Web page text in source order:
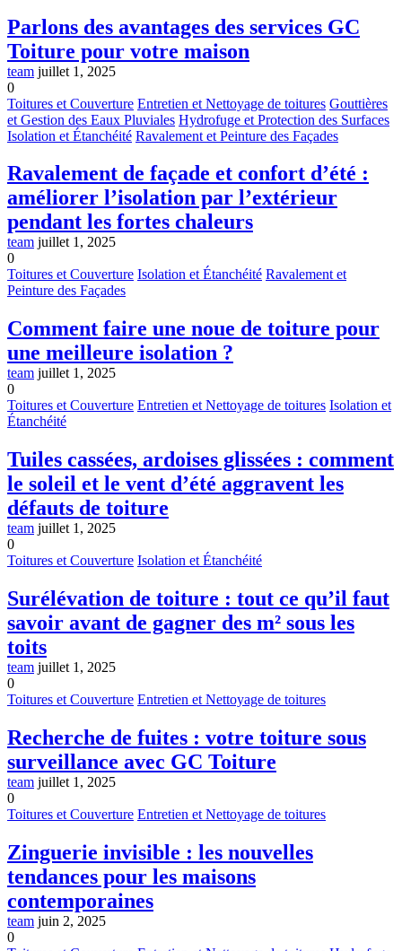
Parlons des avantages des services GC
Toiture pour votre maison
team juillet 1, 2025
0
Toitures et Couverture Entretien et Nettoyage de toitures Gouttières
et Gestion des Eaux Pluviales Hydrofuge et Protection des Surfaces
Isolation et Étanchéité Ravalement et Peinture des Façades
Ravalement de façade et confort d’été :
améliorer l’isolation par l’extérieur
pendant les fortes chaleurs
team juillet 1, 2025
0
Toitures et Couverture Isolation et Étanchéité Ravalement et
Peinture des Façades
Comment faire une noue de toiture pour
une meilleure isolation ?
team juillet 1, 2025
0
Toitures et Couverture Entretien et Nettoyage de toitures Isolation et
Étanchéité
Tuiles cassées, ardoises glissées : comment
le soleil et le vent d’été aggravent les
défauts de toiture
team juillet 1, 2025
0
Toitures et Couverture Isolation et Étanchéité
Surélévation de toiture : tout ce qu’il faut
savoir avant de gagner des m² sous les
toits
team juillet 1, 2025
0
Toitures et Couverture Entretien et Nettoyage de toitures
Recherche de fuites : votre toiture sous
surveillance avec GC Toiture
team juillet 1, 2025
0
Toitures et Couverture Entretien et Nettoyage de toitures
Zinguerie invisible : les nouvelles
tendances pour les maisons
contemporaines
team juin 2, 2025
0